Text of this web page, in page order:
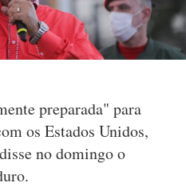
preparada" para
os Estados Unidos,
no domingo o